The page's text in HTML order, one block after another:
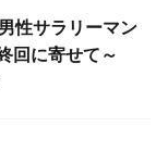
性サラリーマン
回に寄せて～